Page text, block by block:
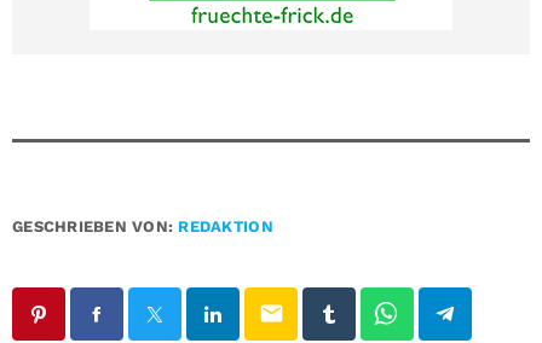
GESCHRIEBEN VON: REDAKTION
email